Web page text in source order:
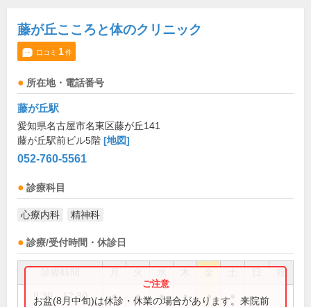
藤が丘こころと体のクリニック
口コミ 1件
所在地・電話番号
藤が丘駅
愛知県名古屋市名東区藤が丘141
藤が丘駅前ビル5階 [地図]
052-760-5561
診療科目
心療内科 精神科
診療/受付時間・休診日
祝
9:30～12:30 ● ● ● ● ●
お盆(8月中旬)は休診・休業の場合があります。来院前